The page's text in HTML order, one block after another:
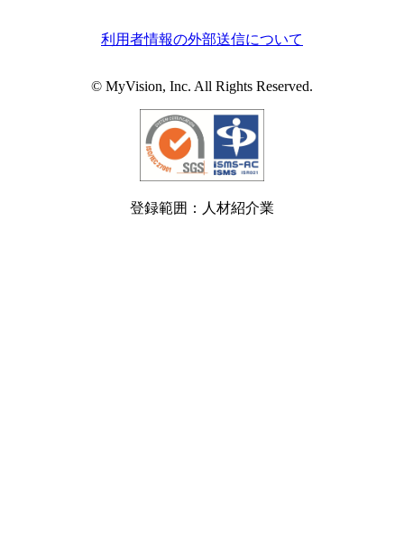
利用者情報の外部送信について
© MyVision, Inc. All Rights Reserved.
登録範囲：人材紹介業